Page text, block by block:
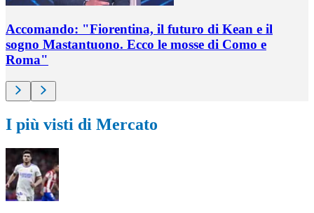
Accomando: "Fiorentina, il futuro di Kean e il
sogno Mastantuono. Ecco le mosse di Como e
Roma"
I più visti di Mercato